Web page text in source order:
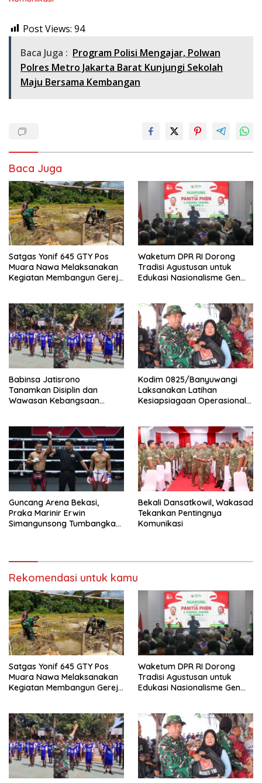
Post Views: 94
Baca Juga : Program Polisi Mengajar, Polwan
Polres Metro Jakarta Barat Kunjungi Sekolah
Maju Bersama Kembangan
Baca Juga
Satgas Yonif 645 GTY Pos
Muara Nawa Melaksanakan
Kegiatan Membangun Gereja
Waketum DPR RI Dorong
Tradisi Agustusan untuk
Edukasi Nasionalisme Gen
Babinsa Jatisrono
Tanamkan Disiplin dan
Wawasan Kebangsaan
Kodim 0825/Banyuwangi
Laksanakan Latihan
Kesiapsiagaan Operasional
Guncang Arena Bekasi,
Praka Marinir Erwin
Simangunsong Tumbangkan
Bekali Dansatkowil, Wakasad
Tekankan Pentingnya
Komunikasi
Rekomendasi untuk kamu
Satgas Yonif 645 GTY Pos
Muara Nawa Melaksanakan
Kegiatan Membangun Gereja
Waketum DPR RI Dorong
Tradisi Agustusan untuk
Edukasi Nasionalisme Gen